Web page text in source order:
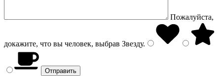
Пожалуйста,
докажите, что вы человек, выбрав Звезду.